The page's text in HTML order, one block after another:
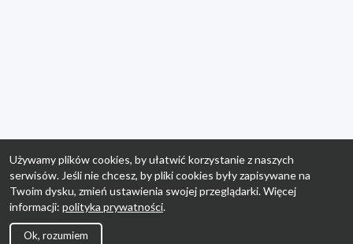
Używamy plików cookies, by ułatwić korzystanie z naszych
serwisów. Jeśli nie chcesz, by pliki cookies były zapisywane na
Twoim dysku, zmień ustawienia swojej przeglądarki. Więcej
informacji: polityka prywatności.
Ok, rozumiem